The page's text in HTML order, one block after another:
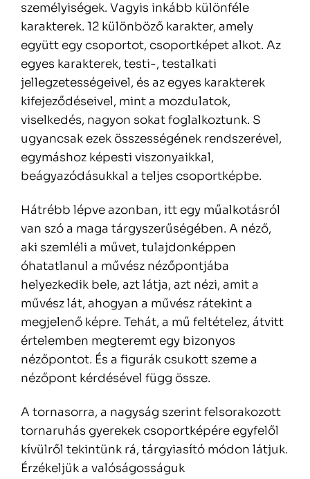
személyiségek. Vagyis inkább különféle
karakterek. 12 különböző karakter, amely
együtt egy csoportot, csoportképet alkot. Az
egyes karakterek, testi-, testalkati
jellegzetességeivel, és az egyes karakterek
kifejeződéseivel, mint a mozdulatok,
viselkedés, nagyon sokat foglalkoztunk. S
ugyancsak ezek összességének rendszerével,
egymáshoz képesti viszonyaikkal,
beágyazódásukkal a teljes csoportképbe.
Hátrébb lépve azonban, itt egy műalkotásról
van szó a maga tárgyszerűségében. A néző,
aki szemléli a művet, tulajdonképpen
óhatatlanul a művész nézőpontjába
helyezkedik bele, azt látja, azt nézi, amit a
művész lát, ahogyan a művész rátekint a
megjelenő képre. Tehát, a mű feltételez, átvitt
értelemben megteremt egy bizonyos
nézőpontot. És a figurák csukott szeme a
nézőpont kérdésével függ össze.
A tornasorra, a nagyság szerint felsorakozott
tornaruhás gyerekek csoportképére egyfelől
kívülről tekintünk rá, tárgyiasító módon látjuk.
Érzékeljük a valóságosságuk